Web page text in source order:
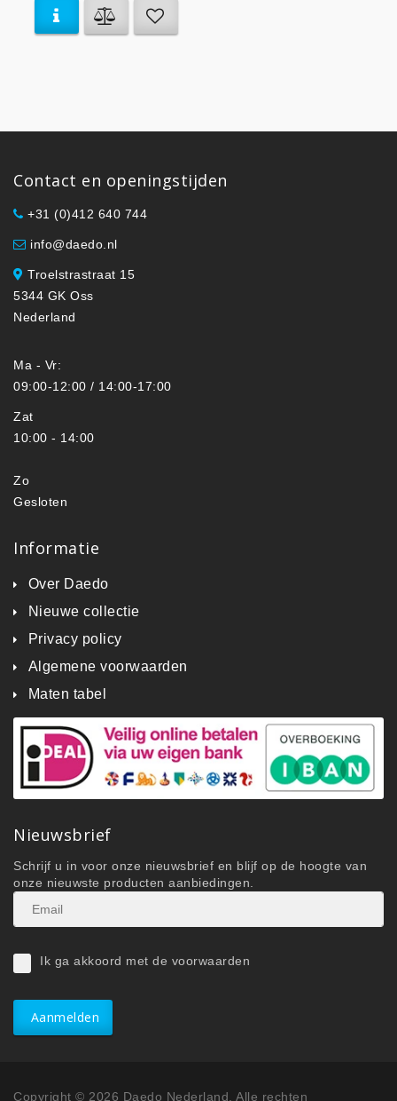
Contact en openingstijden
+31 (0)412 640 744
info@daedo.nl
Troelstrastraat 15
5344 GK Oss
Nederland
Ma - Vr:
09:00-12:00 / 14:00-17:00
Zat
10:00 - 14:00
Zo
Gesloten
Informatie
Over Daedo
Nieuwe collectie
Privacy policy
Algemene voorwaarden
Maten tabel
Nieuwsbrief
Schrijf u in voor onze nieuwsbrief en blijf op de hoogte van
onze nieuwste producten aanbiedingen.
Ik ga akkoord met de voorwaarden
Aanmelden
Copyright © 2026 Daedo Nederland. Alle rechten